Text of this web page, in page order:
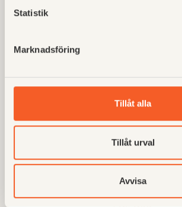
Statistik
Marknadsföring
Tillåt alla
Tillåt urval
Avvisa
Mallprojekt för ett enhetligt och
Stöd för dokument och strukturer
kvalitet och kontroll
Transparent hantering av
Enkel och tydlig
ledningen